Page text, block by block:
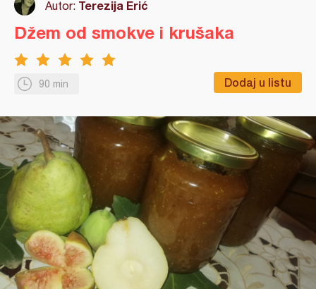
Autor: Terezija Erić
90 min Dodaj u listu
Džem od smokve i krušaka